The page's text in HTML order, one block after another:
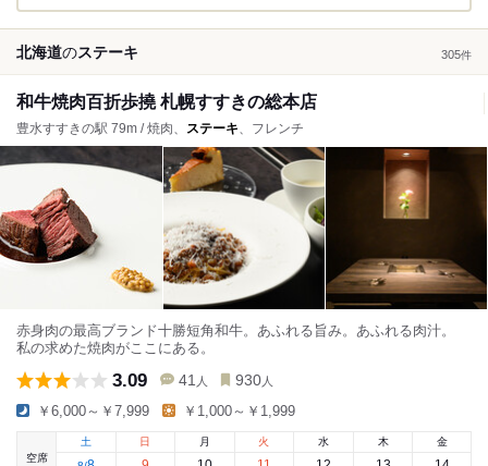
北海道のステーキ 305件
和牛焼肉百折歩撓 札幌すすきの総本店
豊水すすきの駅 79m / 焼肉、 ステーキ、フレンチ
赤身肉の最高ブランド十勝短角和牛。あふれる旨み。あふれる肉汁。
私の求めた焼肉がここにある。
3.09 41 人 930 人
￥6,000～￥7,999 ￥1,000～￥1,999
空席
土
日 月 火 水 木 金